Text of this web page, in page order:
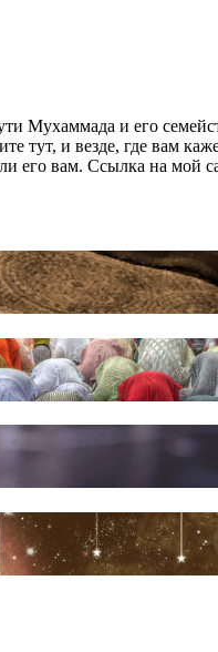
Мухаммада и его
тут, и везде, где вам
его вам. Ссылка на мой